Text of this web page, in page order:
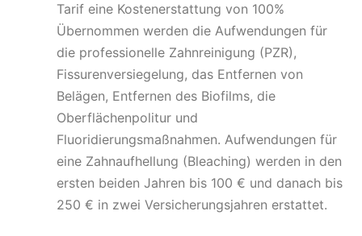
Tarif eine Kostenerstattung von 100%
Übernommen werden die Aufwendungen für
die professionelle Zahnreinigung (PZR),
Fissurenversiegelung, das Entfernen von
Belägen, Entfernen des Biofilms, die
Oberflächenpolitur und
Fluoridierungsmaßnahmen. Aufwendungen für
eine Zahnaufhellung (Bleaching) werden in den
ersten beiden Jahren bis 100 € und danach bis
250 € in zwei Versicherungsjahren erstattet.